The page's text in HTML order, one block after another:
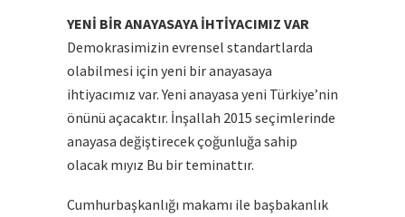
YENİ BİR ANAYASAYA İHTİYACIMIZ VAR
Demokrasimizin evrensel standartlarda
olabilmesi için yeni bir anayasaya
ihtiyacımız var. Yeni anayasa yeni Türkiye’nin
önünü açacaktır. İnşallah 2015 seçimlerinde
anayasa değiştirecek çoğunluğa sahip
olacak mıyız Bu bir teminattır.
Cumhurbaşkanlığı makamı ile başbakanlık